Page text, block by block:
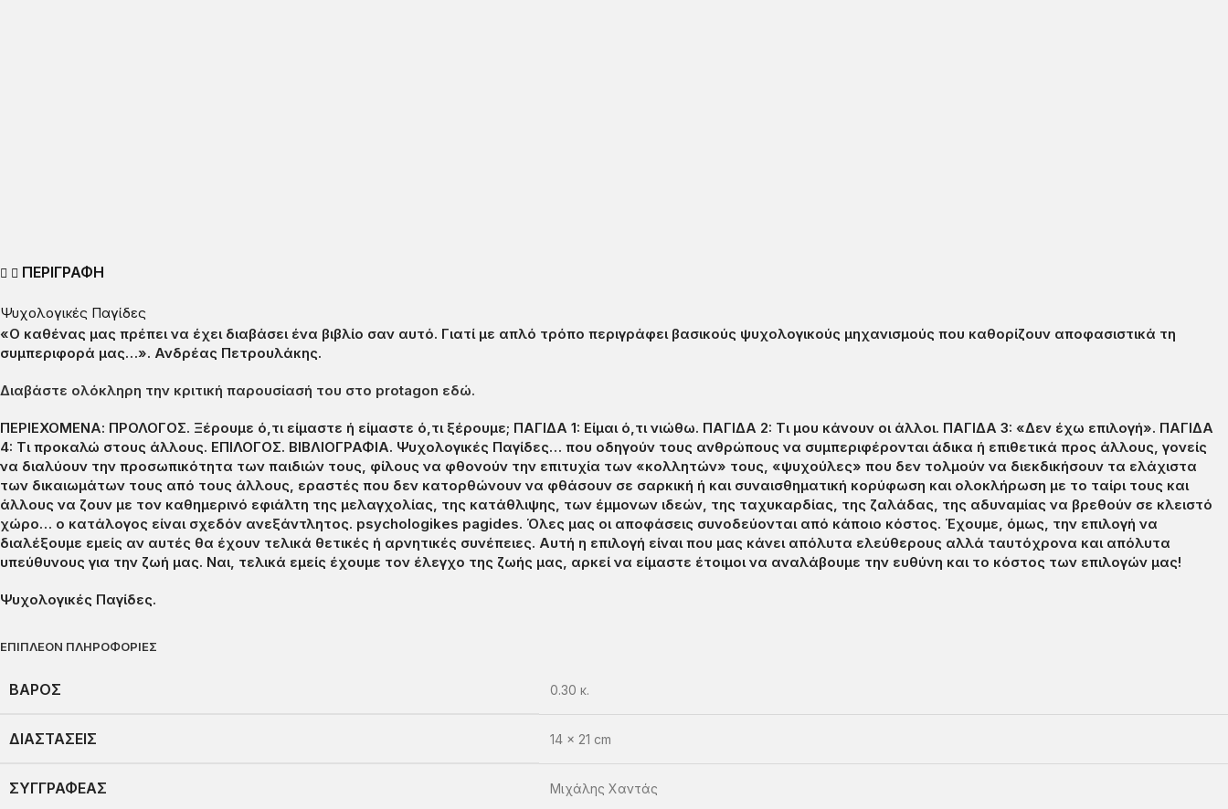
ΠΕΡΙΓΡΑΦΗ
Ψυχολογικές Παγίδες
«Ο καθένας μας πρέπει να έχει διαβάσει ένα βιβλίο σαν αυτό. Γιατί με απλό τρόπο περιγράφει βασικούς ψυχολογικούς μηχανισμούς που καθορίζουν αποφασιστικά τη
συμπεριφορά μας…». Ανδρέας Πετρουλάκης.
Διαβάστε ολόκληρη την κριτική παρουσίασή του στο protagon εδώ.
ΠΕΡΙΕΧΟΜΕΝΑ: ΠΡΟΛΟΓΟΣ. Ξέρουμε ό,τι είμαστε ή είμαστε ό,τι ξέρουμε; ΠΑΓΙΔΑ 1: Είμαι ό,τι νιώθω. ΠΑΓΙΔΑ 2: Τι μου κάνουν οι άλλοι. ΠΑΓΙΔΑ 3: «Δεν έχω επιλογή». ΠΑΓΙΔΑ
4: Τι προκαλώ στους άλλους. ΕΠΙΛΟΓΟΣ. ΒΙΒΛΙΟΓΡΑΦΙΑ. Ψυχολογικές Παγίδες… που οδηγούν τους ανθρώπους να συμπεριφέρονται άδικα ή επιθετικά προς άλλους, γονείς
να διαλύουν την προσωπικότητα των παιδιών τους, φίλους να φθονούν την επιτυχία των «κολλητών» τους, «ψυχούλες» που δεν τολμούν να διεκδικήσουν τα ελάχιστα
των δικαιωμάτων τους από τους άλλους, εραστές που δεν κατορθώνουν να φθάσουν σε σαρκική ή και συναισθηματική κορύφωση και ολοκλήρωση με το ταίρι τους και
άλλους να ζουν με τον καθημερινό εφιάλτη της μελαγχολίας, της κατάθλιψης, των έμμονων ιδεών, της ταχυκαρδίας, της ζαλάδας, της αδυναμίας να βρεθούν σε κλειστό
χώρο… ο κατάλογος είναι σχεδόν ανεξάντλητος. psychologikes pagides. Όλες μας οι αποφάσεις συνοδεύονται από κάποιο κόστος. Έχουμε, όμως, την επιλογή να
διαλέξουμε εμείς αν αυτές θα έχουν τελικά θετικές ή αρνητικές συνέπειες. Αυτή η επιλογή είναι που μας κάνει απόλυτα ελεύθερους αλλά ταυτόχρονα και απόλυτα
υπεύθυνους για την ζωή μας. Ναι, τελικά εμείς έχουμε τον έλεγχο της ζωής μας, αρκεί να είμαστε έτοιμοι να αναλάβουμε την ευθύνη και το κόστος των επιλογών μας!
Ψυχολογικές Παγίδες.
ΕΠΙΠΛΈΟΝ ΠΛΗΡΟΦΟΡΊΕΣ
ΒΆΡΟΣ 0.30 κ.
ΔΙΑΣΤΆΣΕΙΣ 14 × 21 cm
ΣΥΓΓΡΑΦΈΑΣ Μιχάλης Χαντάς